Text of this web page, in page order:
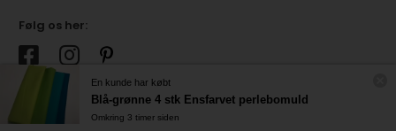
Følg os her:
En kunde har købt
Blå-grønne 4 stk Ensfarvet perlebomuld
Omkring 3 timer siden